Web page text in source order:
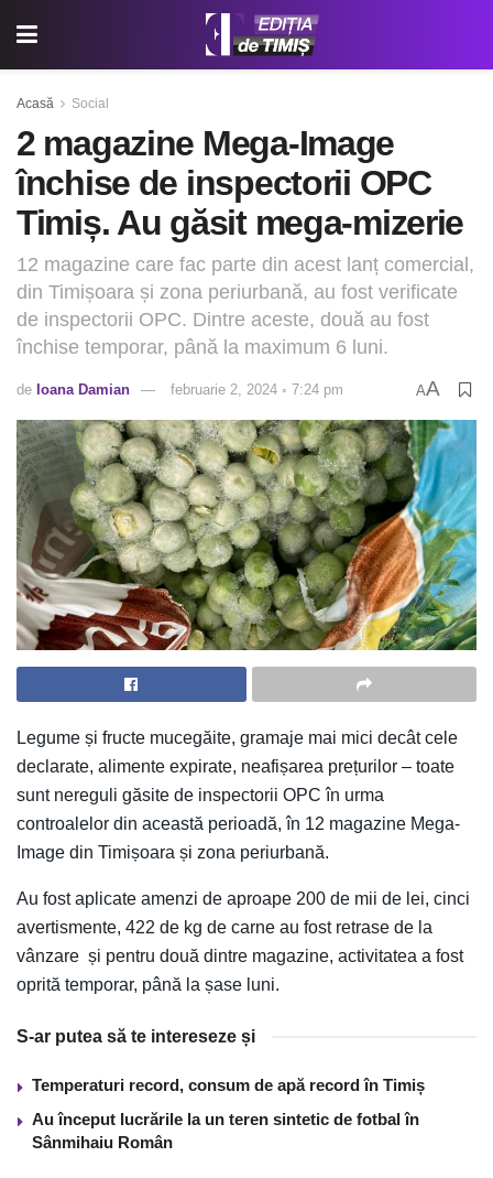
Acasă Social
2 magazine Mega-Image
închise de inspectorii OPC
Timiș. Au găsit mega-mizerie
12 magazine care fac parte din acest lanț comercial,
din Timișoara și zona periurbană, au fost verificate
de inspectorii OPC. Dintre aceste, două au fost
închise temporar, până la maximum 6 luni.
de Ioana Damian februarie 2, 2024 ◦ 7:24 pm AA
Legume și fructe mucegăite, gramaje mai mici decât cele
declarate, alimente expirate, neafișarea prețurilor – toate
sunt nereguli găsite de inspectorii OPC în urma
controalelor din această perioadă, în 12 magazine Mega-
Image din Timișoara și zona periurbană.
Au fost aplicate amenzi de aproape 200 de mii de lei, cinci
avertismente, 422 de kg de carne au fost retrase de la
vânzare și pentru două dintre magazine, activitatea a fost
oprită temporar, până la șase luni.
S-ar putea să te intereseze și
Temperaturi record, consum de apă record în Timiș
Au început lucrările la un teren sintetic de fotbal în
Sânmihaiu Român